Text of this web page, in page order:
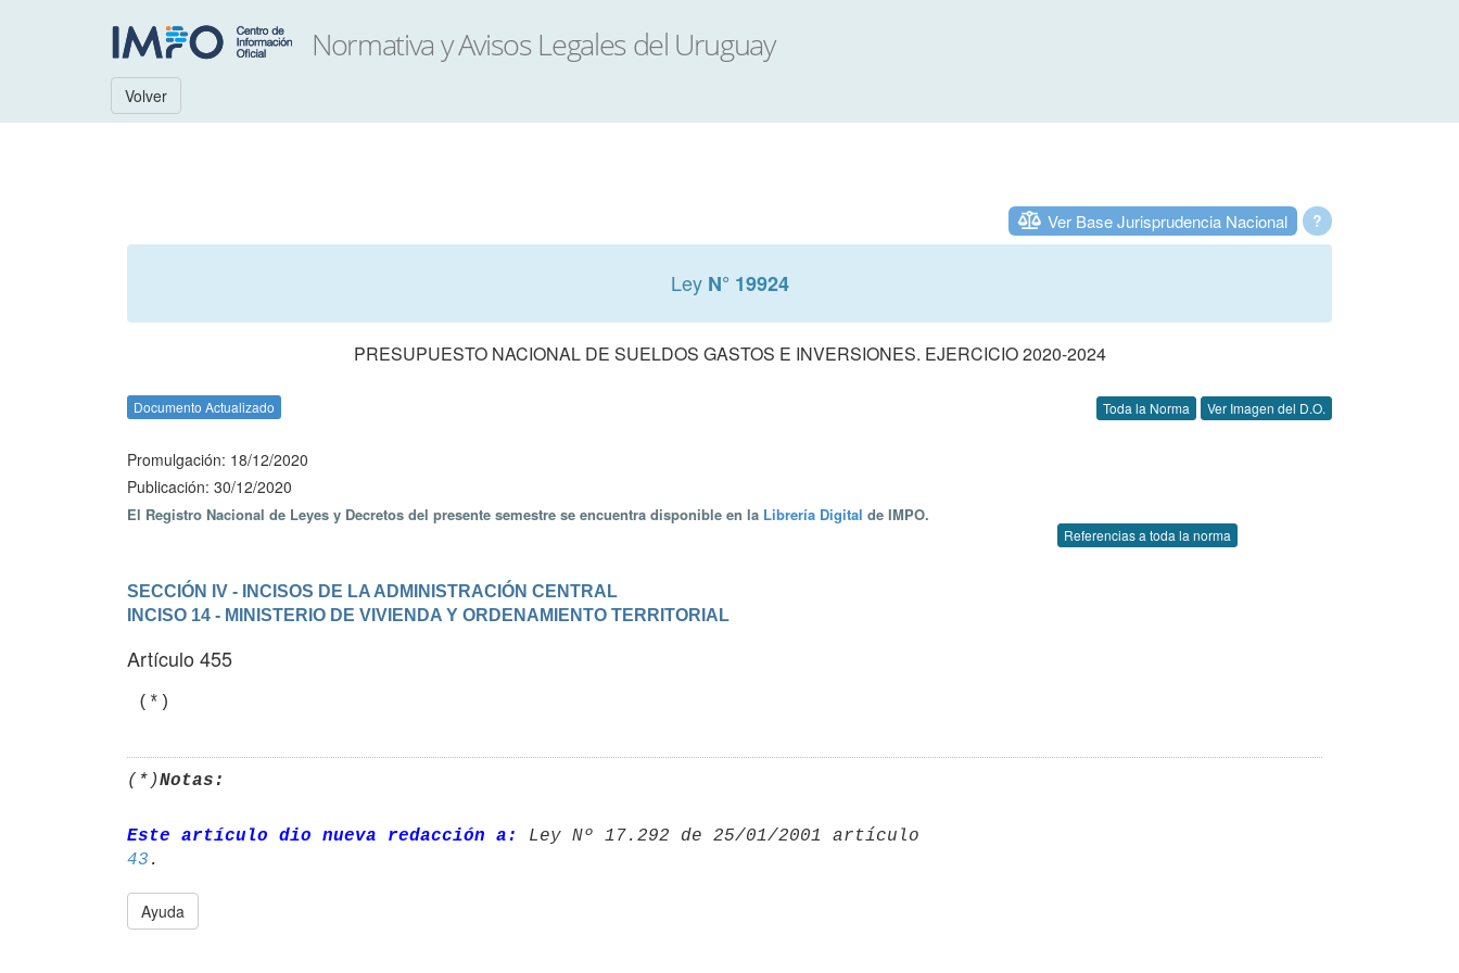
Volver
?
Ver Base Jurisprudencia Nacional
Ley N° 19924
PRESUPUESTO NACIONAL DE SUELDOS GASTOS E INVERSIONES. EJERCICIO 2020-2024
Documento Actualizado Toda la Norma Ver Imagen del D.O.
Promulgación: 18/12/2020
Publicación: 30/12/2020
El Registro Nacional de Leyes y Decretos del presente semestre se encuentra disponible en la Librería Digital de IMPO.
Referencias a toda la norma
SECCIÓN IV - INCISOS DE LA ADMINISTRACIÓN CENTRAL
INCISO 14 - MINISTERIO DE VIVIENDA Y ORDENAMIENTO TERRITORIAL
Artículo 455
(*)
(*)Notas:
Este artículo dio nueva redacción a:
43
Ayuda